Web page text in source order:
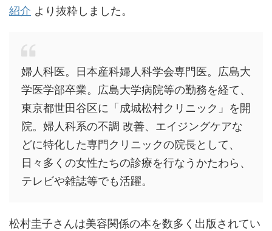
紹介 より抜粋しました。
婦人科医。日本産科婦人科学会専門医。広島大
学医学部卒業。広島大学病院等の勤務を経て、
東京都世田谷区に「成城松村クリニック」を開
院。婦人科系の不調 改善、エイジングケアな
どに特化した専門クリニックの院長として、
日々多くの女性たちの診療を行なうかたわら、
テレビや雑誌等でも活躍。
松村圭子さんは美容関係の本を数多く出版されてい